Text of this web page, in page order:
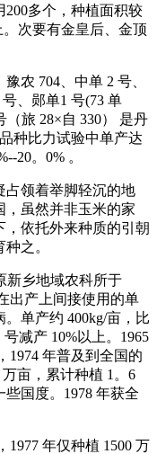
200多个，种植面积较
次要有金皇后、金顶
农 704、中单 2 号、
、郧单1 号(73 单
旅 28×自 330） 是丹
种比力试验中单产达
20。0% 。
领着举脚轻沉的地
，虽然并非玉米的家
，依托外来种质的引朝
之。
乡地域农科所于
出产上间接使用的单
单产约 400kg/亩，比
减产 10%以上。1965
1974 年普及到全国的
亩，累计种植 1。6
国度。1978 年获全
年仅种植 1500 万